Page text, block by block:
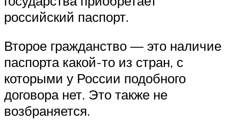
российский паспорт.
Второе гражданство — это наличие
паспорта какой-то из стран, с
которыми у России подобного
договора нет. Это также не
возбраняется.